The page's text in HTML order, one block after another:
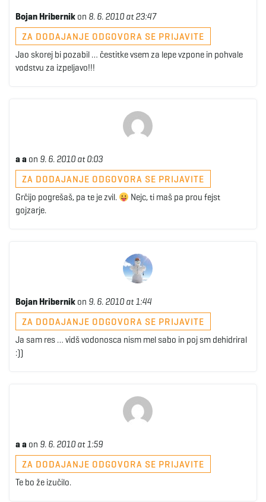
Bojan Hribernik on 8. 6. 2010 at 23:47
ZA DODAJANJE ODGOVORA SE PRIJAVITE
Jao skorej bi pozabil … čestitke vsem za lepe vzpone in pohvale
vodstvu za izpeljavo!!!
a a on 9. 6. 2010 at 0:03
ZA DODAJANJE ODGOVORA SE PRIJAVITE
Grčijo pogrešaš, pa te je zvil.
Nejc, ti maš pa prou fejst
gojzarje.
Bojan Hribernik on 9. 6. 2010 at 1:44
ZA DODAJANJE ODGOVORA SE PRIJAVITE
Ja sam res … vidš vodonosca nism mel sabo in poj sm dehidriral
:))
a a on 9. 6. 2010 at 1:59
ZA DODAJANJE ODGOVORA SE PRIJAVITE
Te bo že izučilo.